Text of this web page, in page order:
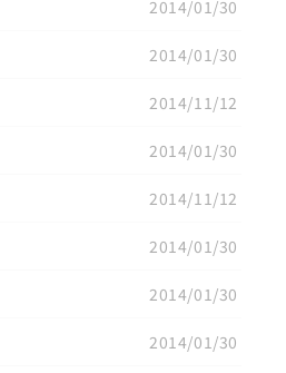
2014/01/30
2014/01/30
2014/11/12
2014/01/30
2014/11/12
2014/01/30
2014/01/30
2014/01/30